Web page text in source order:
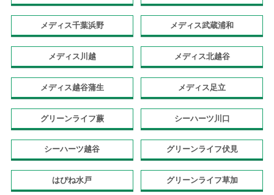
メディス千葉浜野 メディス武蔵浦和
メディス川越 メディス北越谷
メディス越谷蒲生 メディス足立
グリーンライフ蕨 シーハーツ川口
シーハーツ越谷 グリーンライフ伏見
はぴね水戸 グリーンライフ草加